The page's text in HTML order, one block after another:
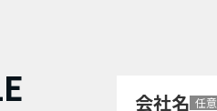
会社名 任意